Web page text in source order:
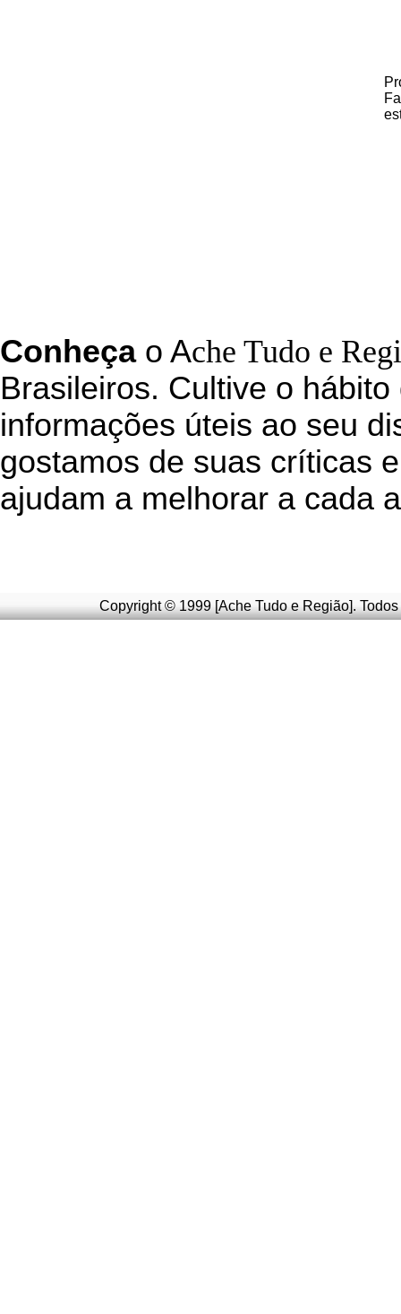
Conheçao Ache Tudo e
Brasileiros. Cultive o
informações úteis ao seu
gostamos de suas críticas
ajudam a melhorar a cada
Copyright © 1999 [Ache Tudo e Região].